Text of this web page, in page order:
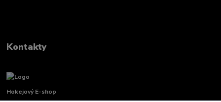
Kontakty
Hokejový E-shop